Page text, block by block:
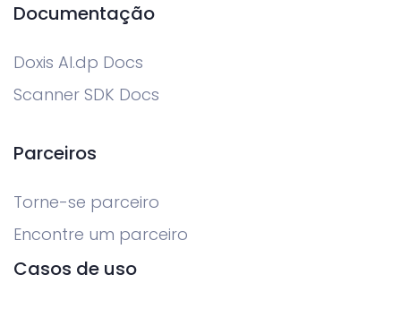
Documentação
Doxis AI.dp Docs
Scanner SDK Docs
Parceiros
Torne-se parceiro
Encontre um parceiro
Casos de uso